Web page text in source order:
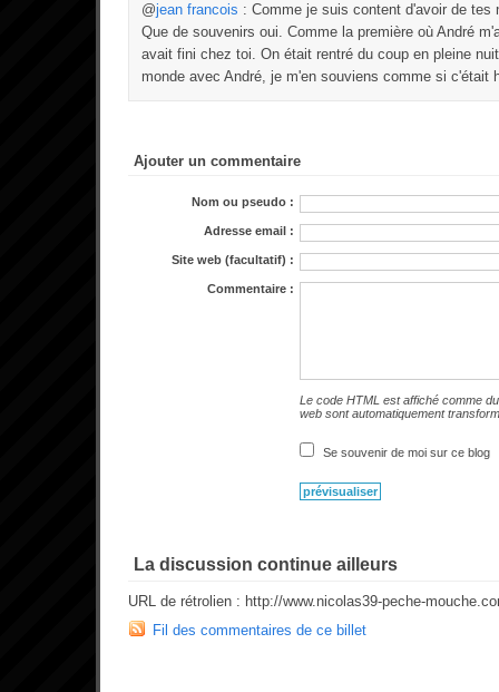
@jean francois : Comme je suis content d'avoir de tes
Que de souvenirs oui. Comme la première où André
avait fini chez toi. On était rentré du coup en pleine
monde avec André, je m'en souviens comme si c'était
Ajouter un commentaire
Nom ou pseudo :
Adresse email :
Site web (facultatif) :
Commentaire :
Le code HTML est affiché comme
web sont automatiquement
Se souvenir de moi sur ce blog
La discussion continue ailleurs
URL de rétrolien : http://www.nicolas39-peche-
Fil des commentaires de ce billet